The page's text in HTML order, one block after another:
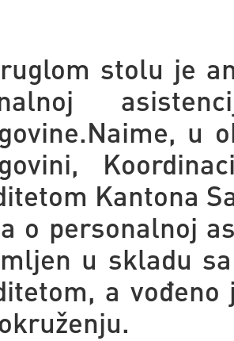
stolu je
u
Kantona
o personalnoj
u skladu
a